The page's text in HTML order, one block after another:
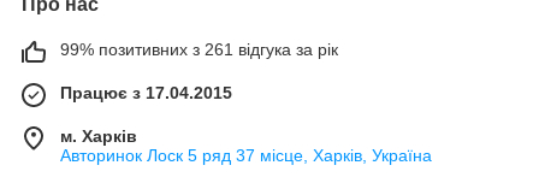
Про нас
99% позитивних з 261 відгука за рік
Працює з 17.04.2015
м. Харків
Авторинок Лоск 5 ряд 37 місце, Харків, Україна